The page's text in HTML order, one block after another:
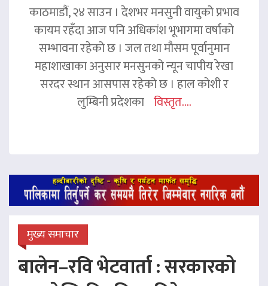
काठमाडौं, २४ साउन । देशभर मनसुनी वायुको प्रभाव
कायम रहँदा आज पनि अधिकांश भूभागमा वर्षाको
सम्भावना रहेको छ । जल तथा मौसम पूर्वानुमान
महाशाखाका अनुसार मनसुनको न्यून चापीय रेखा
सरदर स्थान आसपास रहेको छ । हाल कोशी र
लुम्बिनी प्रदेशका विस्तृत....
मुख्य समाचार
बालेन–रवि भेटवार्ता : सरकारको